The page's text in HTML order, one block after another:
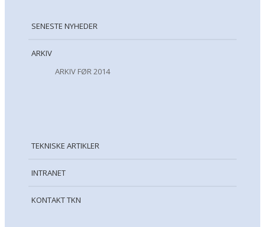
SENESTE NYHEDER
ARKIV
ARKIV FØR 2014
TEKNISKE ARTIKLER
INTRANET
KONTAKT TKN